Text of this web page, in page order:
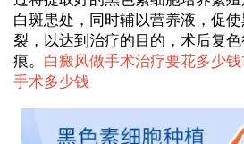
白斑患处，同时辅以营养液，促
裂，以达到治疗的目的，术后复
痕。 白癜风做手术治疗要花多少
手术多少钱